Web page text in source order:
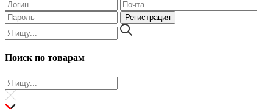
Поиск по товарам